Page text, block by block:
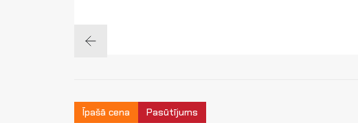
Īpašā cena Pasūtījums